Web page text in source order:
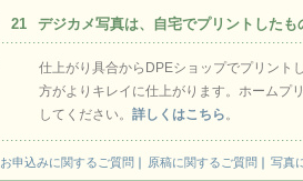
21 デジカメ写真は、自宅でプリントしたも
仕上がり具合からDPEショップでプリント
方がよりキレイに仕上がります。ホームプ
してください。 詳しくはこちら。
お申込みに関するご質問 原稿に関するご質問 写真